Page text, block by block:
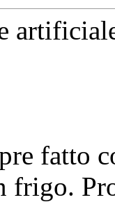
fatto
frigo.